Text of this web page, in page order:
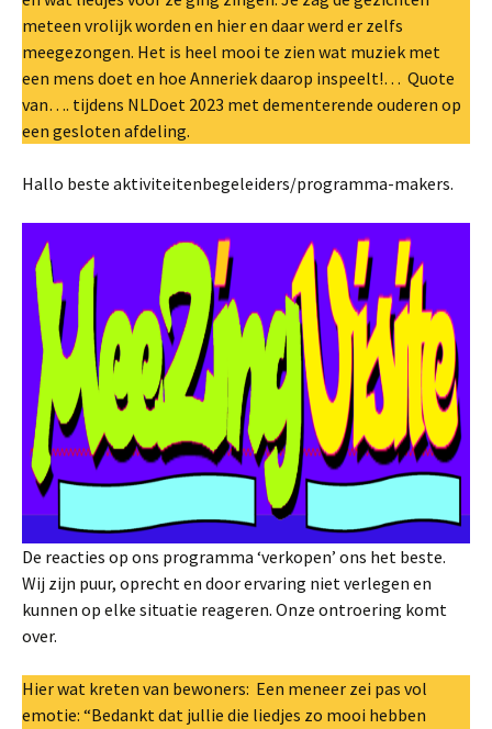
meteen vrolijk worden en hier en daar werd er zelfs
meegezongen. Het is heel mooi te zien wat muziek met
een mens doet en hoe Anneriek daarop inspeelt!… Quote
van…. tijdens NLDoet 2023 met dementerende ouderen op
een gesloten afdeling.
Hallo beste aktiviteitenbegeleiders/programma-makers.
De reacties op ons programma ‘verkopen’ ons het beste.
Wij zijn puur, oprecht en door ervaring niet verlegen en
kunnen op elke situatie reageren. Onze ontroering komt
over.
Hier wat kreten van bewoners: Een meneer zei pas vol
emotie: “Bedankt dat jullie die liedjes zo mooi hebben